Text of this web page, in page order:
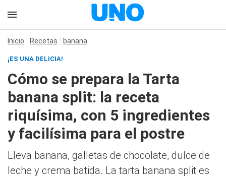
Inicio Recetas banana
¡ES UNA DELICIA!
Cómo se prepara la Tarta
banana split: la receta
riquísima, con 5 ingredientes
y facilísima para el postre
Lleva banana, galletas de chocolate, dulce de
leche y crema batida. La tarta banana split es